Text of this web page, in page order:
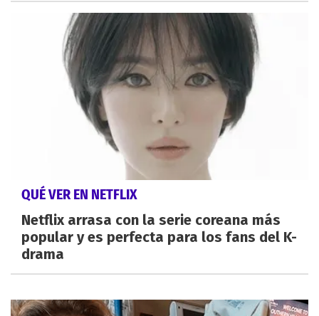
QUÉ VER EN NETFLIX
Netflix arrasa con la serie coreana más
popular y es perfecta para los fans del K-
drama